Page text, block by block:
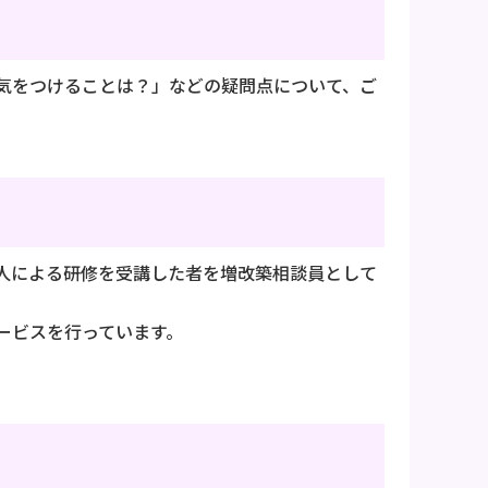
つけることは？」などの疑問点について、ご
よる研修を受講した者を増改築相談員として
スを行っています。